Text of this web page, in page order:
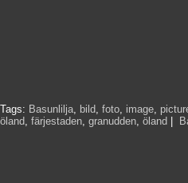
Tags: Basunlilja, bild, foto, image,
öland, färjestaden, granudden, öland